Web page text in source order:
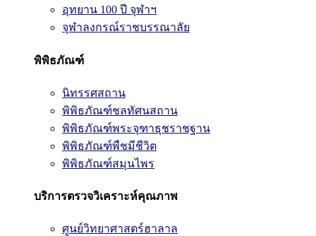
อุทยาน 100 ปี จุฬาฯ
จุฬาลงกรณ์ราชบรรณาลัย
พิพิธภัณฑ์
นิทรรศสถาน
พิพิธภัณฑ์ชลทัศนสถาน
พิพิธภัณฑ์พระจุฑาธุชราชฐาน
พิพิธภัณฑ์พืชมีชีวิต
พิพิธภัณฑ์สมุนไพร
บริการตรวจวิเคราะห์คุณภาพ
ศูนย์วิทยาศาสตร์ฮาลาล